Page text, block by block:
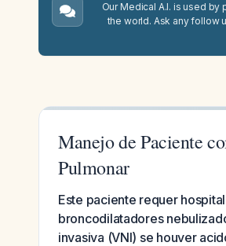
Our Medical A.I. is used
the world. Ask any follow
Manejo de Paciente
Pulmonar
Este paciente requer
broncodilatadores
invasiva (VNI) se houver